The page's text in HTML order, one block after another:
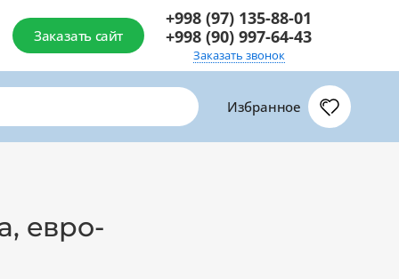
Заказать сайт
+998 (97) 135-88-01
+998 (90) 997-64-43
Заказать звонок
Избранное
евро-